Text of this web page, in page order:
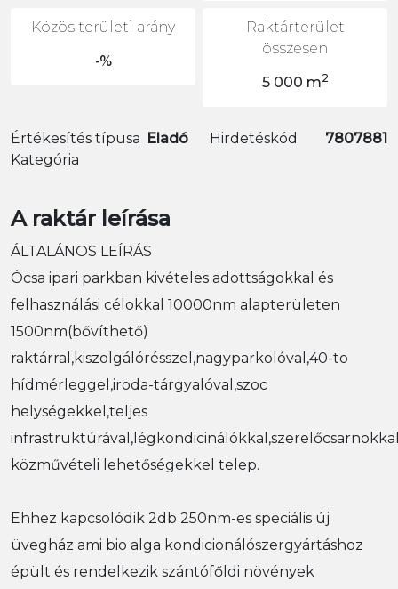
Közös területi arány
-%
Raktárterület
összesen
5 000 m2
Értékesítés típusa Eladó
Kategória
Hirdetéskód 7807881
A raktár leírása
ÁLTALÁNOS LEÍRÁS
Ócsa ipari parkban kivételes adottságokkal és
felhasználási célokkal 10000nm alapterületen
1500nm(bővíthető)
raktárral,kiszolgálórésszel,nagyparkolóval,40-to
hídmérleggel,iroda-tárgyalóval,szoc
helységekkel,teljes
közművételi lehetőségekkel telep.
Ehhez kapcsolódik 2db 250nm-es speciális új
üvegház ami bio alga kondicionálószergyártáshoz
épült és rendelkezik szántófőldi növények